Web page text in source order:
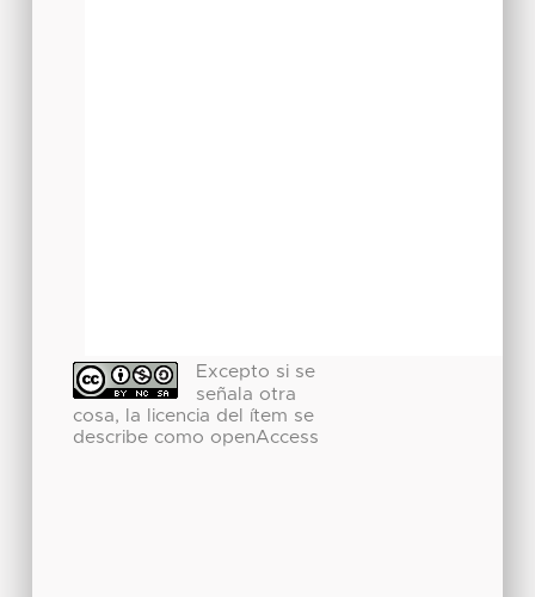
Excepto si se
señala otra
cosa, la licencia del ítem se
describe como openAccess